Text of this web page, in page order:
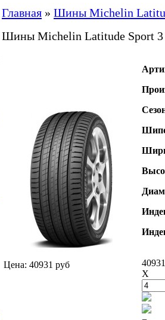
Главная » Шины Michelin
Шины Michelin Latitude Sport 3
Цена: 40931 руб
X